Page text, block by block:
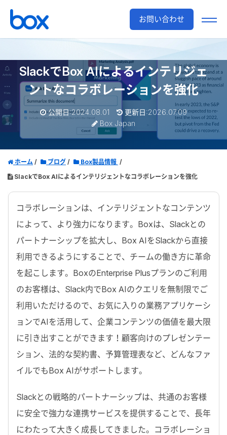
お問い合わせ
SlackでBox AIによるインテリジェ
ントなコラボレーションを強化
公開日:2024.08.01
更新日:2026.07.09
Box Japan
ホーム ブログ
Box製品情報
SlackでBox AIによるインテリジェントなコラボレーションを強化
コラボレーションは、インテリジェントなコンテンツ
によって、より強力になります。Boxは、Slackとの
パートナーシップを拡大し、Box AIをSlackから直接
利用できるようにすることで、チームの働き方に革命
を起こします。BoxのEnterprise Plusプランのご利用
のお客様は、Slack内でBox AIのクエリを無制限でご
利用いただけるので、お気に入りの業務アプリケーシ
ョンでAIを活用して、企業コンテンツの価値を最大限
に引き出すことができます！顧客向けのプレゼンテー
ション、法的な契約書、予算管理表など、どんなファ
イルでもBox AIがサポートします。
Slackとの戦略的パートナーシップは、共通のお客様
に安全で強力な連携サービスを提供することで、長年
にわたって大きく成長してきました。コラボレーショ